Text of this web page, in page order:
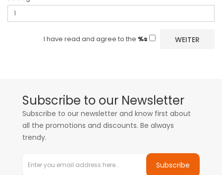
I have read and agree to the %s
Subscribe to our Newsletter
Subscribe to our newsletter and know first about
all the promotions and discounts. Be always
trendy.
Subscribe